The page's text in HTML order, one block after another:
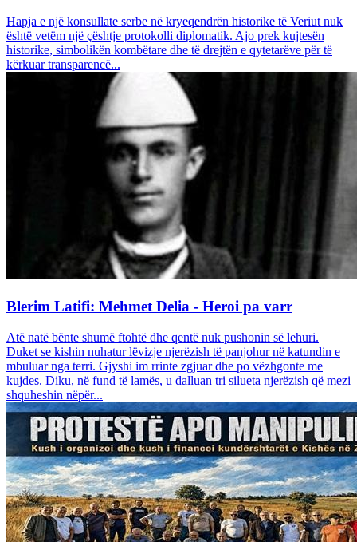
Hapja e një konsullate serbe në kryeqendrën historike të Veriut nuk
është vetëm një çështje protokolli diplomatik. Ajo prek kujtesën
historike, simbolikën kombëtare dhe të drejtën e qytetarëve për të
kërkuar transparencë...
Blerim Latifi: Mehmet Delia - Heroi pa varr
Atë natë bënte shumë ftohtë dhe qentë nuk pushonin së lehuri.
Duket se kishin nuhatur lëvizje njerëzish të panjohur në katundin e
mbuluar nga terri. Gjyshi im rrinte zgjuar dhe po vëzhgonte me
kujdes. Diku, në fund të lamës, u dalluan tri silueta njerëzish që mezi
shquheshin nëpër...